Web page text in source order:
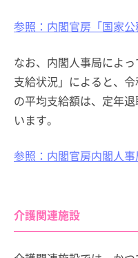
参照：内閣官房「国家公
なお、内閣人事局によ
支給状況」によると、
の平均支給額は、定年
います。
参照：内閣官房内閣人事
介護関連施設